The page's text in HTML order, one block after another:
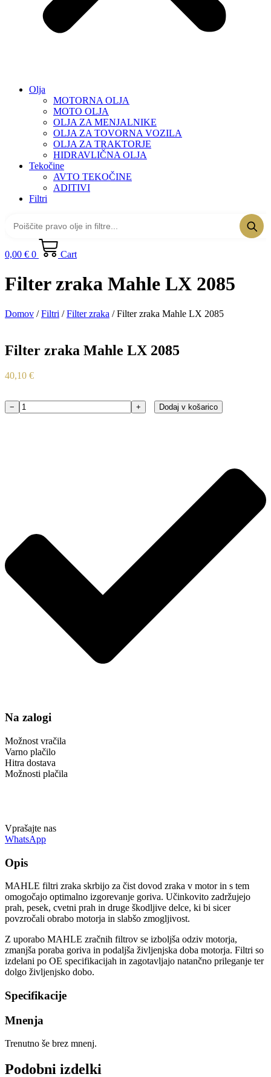
Olja
MOTORNA OLJA
MOTO OLJA
OLJA ZA MENJALNIKE
OLJA ZA TOVORNA VOZILA
OLJA ZA TRAKTORJE
HIDRAVLIČNA OLJA
Tekočine
AVTO TEKOČINE
ADITIVI
Filtri
0,00 € 0 Cart
Filter zraka Mahle LX 2085
Domov /Filtri /Filter zraka / Filter zraka Mahle LX 2085
Filter zraka Mahle LX 2085
40,10 €
Filter
− + Dodaj v košarico
Na zalogi
Možnost vračila
Varno plačilo
Hitra dostava
Možnosti plačila
Vprašajte nas
WhatsApp
Opis
MAHLE filtri zraka skrbijo za čist dovod zraka v motor in s tem
omogočajo optimalno izgorevanje goriva. Učinkovito zadržujejo
prah, pesek, cvetni prah in druge škodljive delce, ki bi sicer
povzročali obrabo motorja in slabšo zmogljivost.
Z uporabo MAHLE zračnih filtrov se izboljša odziv motorja,
zmanjša poraba goriva in podaljša življenjska doba motorja. Filtri so
izdelani po OE specifikacijah in zagotavljajo natančno prileganje ter
dolgo življenjsko dobo.
Specifikacije
Mnenja
Trenutno še brez mnenj.
Podobni izdelki